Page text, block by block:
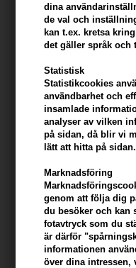
dina
de val och
kan t.ex. kretsa
det gäller språk och
Statistisk
Statistikcookies
användbarhet och
insamlade
analyser av vilken
på sidan, då blir vi
lätt att hitta på sidan.
Marknadsföring
genom att följa dig
du besöker och kan
fotavtryck som du
är därför
informationen
över dina intressen,
- Gör inte håret fett eller
- Bra för att skapa fyllighet
- Vegan, grymhet och utan
Hur man använder
- Skaka ordentligt före
- Spraya direkt i hårbotten
Ingredienser
COPOLYMER, PVP,
POLYSORBATE-
LASKOL, -POLYSORBAT-20
LIMONENE, ALFA-